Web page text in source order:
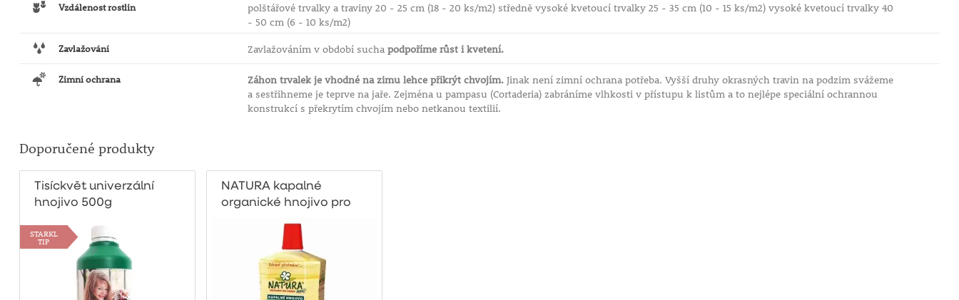
Vzdálenost rostlin
polštářové trvalky a traviny 20 - 25 cm (18 - 20 ks/m2) středně vysoké kvetoucí trvalky 25 - 35 cm (10 - 15 ks/m2) vysoké kvetoucí trvalky 40
- 50 cm (6 - 10 ks/m2)
Zavlažování Zavlažováním v období sucha podpoříme růst i kvetení.
Zimní ochrana Záhon trvalek je vhodné na zimu lehce přikrýt chvojím.Jinak není zimní ochrana potřeba. Vyšší druhy okrasných travin na podzim svážeme
a sestřihneme je teprve na jaře. Zejména u pampasu (Cortaderia) zabráníme vlhkosti v přístupu k listům a to nejlépe speciální ochrannou
konstrukcí s překrytím chvojím nebo netkanou textilií.
Doporučené produkty
Tisíckvět univerzální
hnojivo 500g
STARKL
TIP
NATURA kapalné
organické hnojivo pro